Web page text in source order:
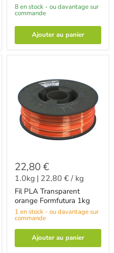
8 en stock - ou davantage sur
commande
Ajouter au panier
22,80 €
1.0kg | 22,80 €/ kg
Fil PLA Transparent
orange Formfutura 1kg
1 en stock - ou davantage sur
commande
Ajouter au panier